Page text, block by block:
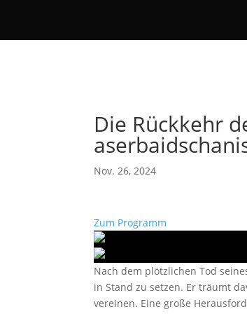
Die Rückkehr
Nov. 26, 2024
Zum Programm
Nach dem plötzlichen Tod
in Stand zu setzen. Er träumt
vereinen. Eine große